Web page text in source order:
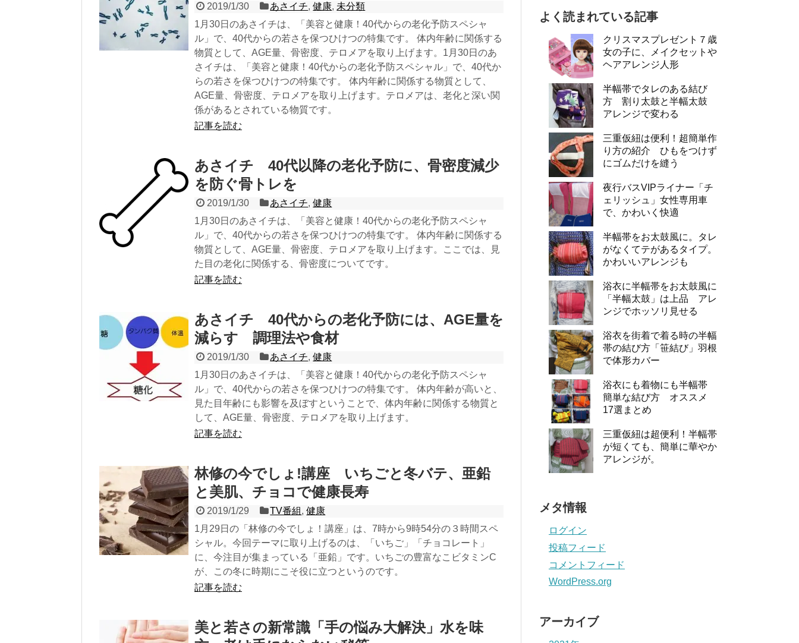
2019/1/30 あさイチ,健康, 未分類
1月30日のあさイチは、「美容と健康！40代からの老化予防スペシャ
ル」で、40代からの若さを保つひけつの特集です。 体内年齢に関係する
物質として、AGE量、骨密度、テロメアを取り上げます。1月30日のあ
さイチは、「美容と健康！40代からの老化予防スペシャル」で、40代か
らの若さを保つひけつの特集です。 体内年齢に関係する物質として、
AGE量、骨密度、テロメアを取り上げます。テロメアは、老化と深い関
係があるとされている物質です。
記事を読む
あさイチ 40代以降の老化予防に、骨密度減少
を防ぐ骨トレを
2019/1/30 あさイチ,健康
1月30日のあさイチは、「美容と健康！40代からの老化予防スペシャ
ル」で、40代からの若さを保つひけつの特集です。 体内年齢に関係する
物質として、AGE量、骨密度、テロメアを取り上げます。ここでは、見
た目の老化に関係する、骨密度についてです。
記事を読む
あさイチ 40代からの老化予防には、AGE量を
減らす 調理法や食材
2019/1/30 あさイチ,健康
1月30日のあさイチは、「美容と健康！40代からの老化予防スペシャ
ル」で、40代からの若さを保つひけつの特集です。 体内年齢が高いと、
見た目年齢にも影響を及ぼすということで、体内年齢に関係する物質と
して、AGE量、骨密度、テロメアを取り上げます。
記事を読む
林修の今でしょ!講座 いちごと冬バテ、亜鉛
と美肌、チョコで健康長寿
2019/1/29 TV番組,健康
1月29日の「林修の今でしょ！講座」は、7時から9時54分の３時間スペ
シャル。今回テーマに取り上げるのは、「いちご」「チョコレート」
に、今注目が集まっている「亜鉛」です。いちごの豊富なこビタミンC
が、この冬に時期にこそ役に立つというのです。
記事を読む
美と若さの新常識「手の悩み大解決」水を味
よく読まれている記事
クリスマスプレゼント７歳
女の子に、メイクセットや
ヘアアレンジ人形
半幅帯でタレのある結び
方 割り太鼓と半幅太鼓
アレンジで変わる
三重仮紐は便利！超簡単作
り方の紹介 ひもをつけず
にゴムだけを縫う
夜行バスVIPライナー「チ
ェリッシュ」女性専用車
で、かわいく快適
半幅帯をお太鼓風に。タレ
がなくてテがあるタイプ。
かわいいアレンジも
浴衣に半幅帯をお太鼓風に
「半幅太鼓」は上品 アレ
ンジでホッソリ見せる
浴衣を街着で着る時の半幅
帯の結び方「笹結び」羽根
で体形カバー
浴衣にも着物にも半幅帯
簡単な結び方 オススメ
17選まとめ
三重仮紐は超便利！半幅帯
が短くても、簡単に華やか
アレンジが。
メタ情報
ログイン
投稿フィード
コメントフィード
WordPress.org
アーカイブ